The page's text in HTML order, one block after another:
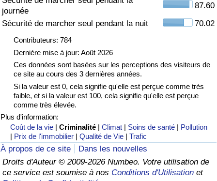
journée
87.60
Sécurité de marcher seul pendant la nuit
70.02
Contributeurs: 784
Dernière mise à jour: Août 2026
Ces données sont basées sur les perceptions des visiteurs de
ce site au cours des 3 dernières années.
Si la valeur est 0, cela signifie qu'elle est perçue comme très
faible, et si la valeur est 100, cela signifie qu'elle est perçue
comme très élevée.
Plus d'information:
Coût de la vie |Criminalité |Climat | Soins de santé | Pollution
| Prix de l'immobilier |Qualité de Vie |Trafic
À propos de ce site
Dans les nouvelles
Droits d'Auteur © 2009-2026 Numbeo. Votre utilisation de
ce service est soumise à nos Conditions d'Utilisation et
Indice de Trafic (Actuel)
Indice de Trafic par Pays